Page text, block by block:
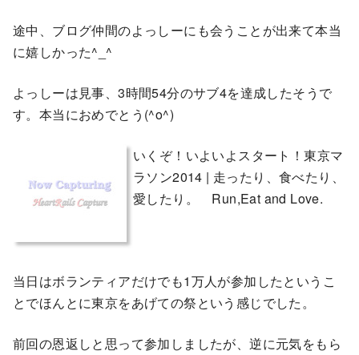
途中、ブログ仲間のよっしーにも会うことが出来て本当
に嬉しかった^_^
よっしーは見事、3時間54分のサブ4を達成したそうで
す。本当におめでとう(^o^)
いくぞ！いよいよスタート！東京マ
ラソン2014 | 走ったり、食べたり、
愛したり。 Run,Eat and Love.
当日はボランティアだけでも1万人が参加したというこ
とでほんとに東京をあげての祭という感じでした。
前回の恩返しと思って参加しましたが、逆に元気をもら